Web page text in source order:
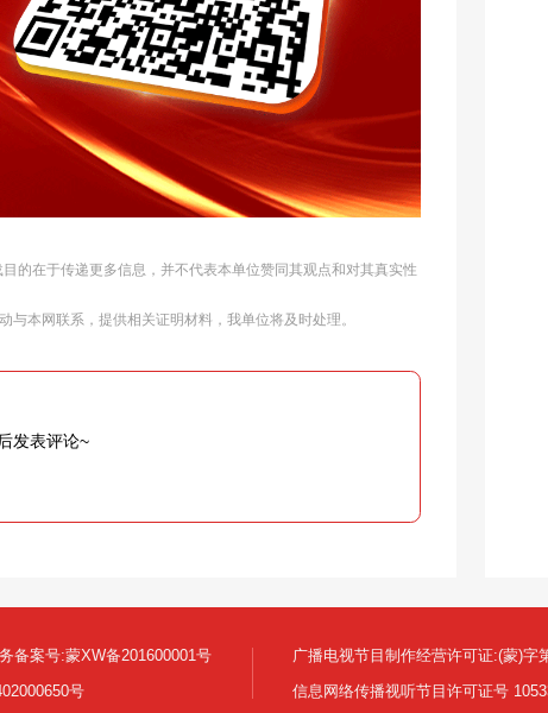
的在于传递更多信息，并不代表本单位赞同其观点和对其真实性
本网联系，提供相关证明材料，我单位将及时处理。
后发表评论~
备案号:蒙XW备201600001号
号
广播电视节目制作经营许可证:(蒙)字
信息网络传播视听节目许可证号